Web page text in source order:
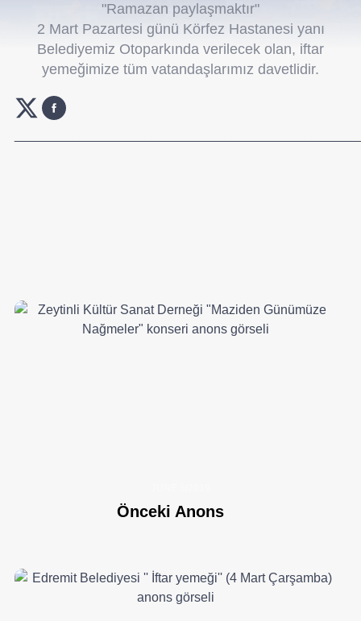
"Ramazan paylaşmaktır"
2 Mart Pazartesi günü Körfez Hastanesi yanı
Belediyemiz Otoparkında verilecek olan, iftar
yemeğimize tüm vatandaşlarımız davetlidir.
Önceki Anons